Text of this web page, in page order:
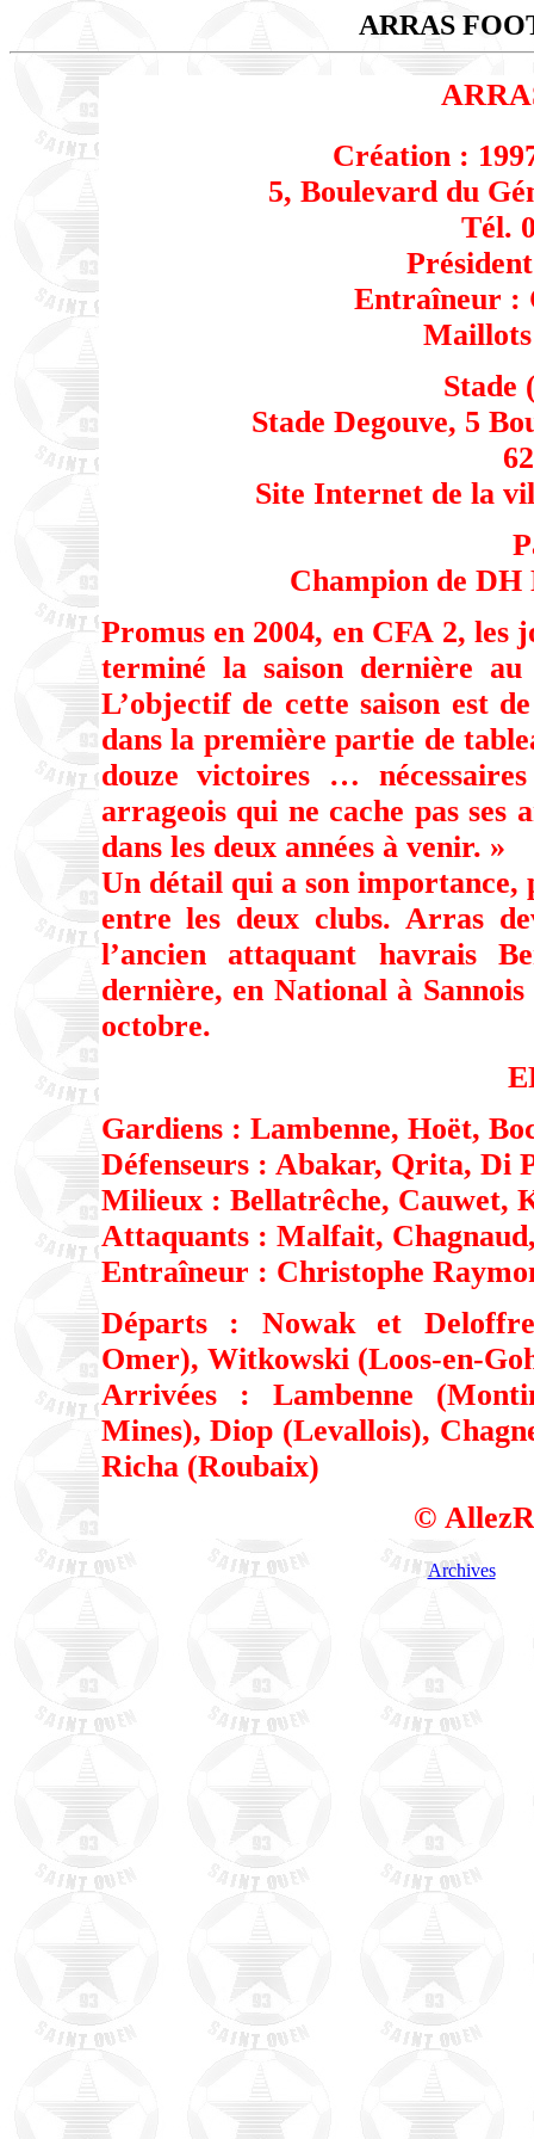
ARRAS
Création :
5, Boulevard du
Tél.
Entraîneur :
Stade
Stade Degouve, 5
Site Internet de la
Champion de DH
Promus en 2004, en CFA 2, les
terminé la saison dernière
L’objectif de cette saison est
dans la première partie de
douze victoires …
arrageois qui ne cache pas
dans les deux années à venir. »
Un détail qui a son importance,
entre les deux clubs. Arras
l’ancien attaquant havrais
dernière, en National à
octobre.
Gardiens : Lambenne, Hoët,
Défenseurs : Abakar, Qrita, Di
Milieux : Bellatrêche, Cauwet,
Attaquants : Malfait,
Entraîneur : Christophe
Départs : Nowak et Deloffre
Omer), Witkowski (Loos-en-
Arrivées : Lambenne
Mines), Diop (Levallois),
Richa (Roubaix)
©
Archives